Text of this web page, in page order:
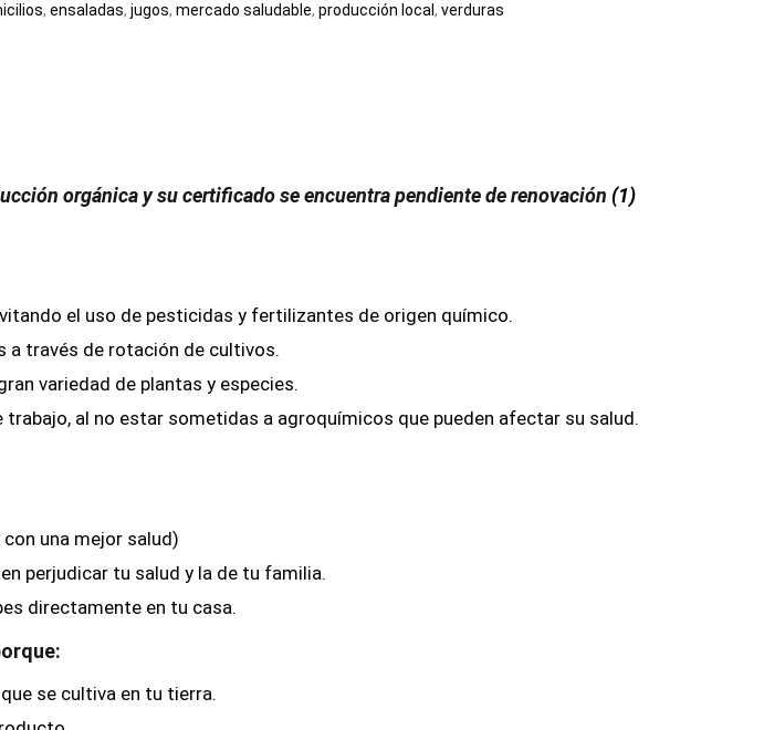
, ensaladas, jugos, mercado saludable, producción local, verduras
orgánica y su certificado se encuentra pendiente de renovación (1)
el uso de pesticidas y fertilizantes de origen químico.
a través de rotación de cultivos.
variedad de plantas y especies.
al no estar sometidas a agroquímicos que pueden afectar su salud.
una mejor salud)
perjudicar tu salud y la de tu familia.
directamente en tu casa.
se cultiva en tu tierra.